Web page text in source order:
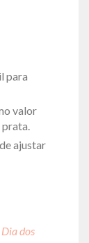
para
valor
ajustar
dos